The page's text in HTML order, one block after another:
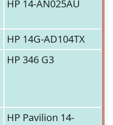
HP 14-AN025AU
HP 14G-AD104TX
HP 346 G3
HP Pavilion 14-